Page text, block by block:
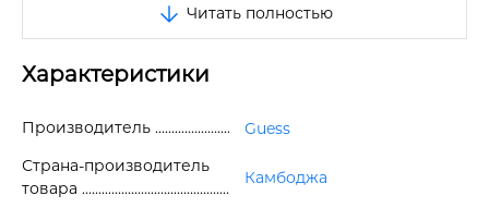
Если вы ищете модный картхолдер, в который
поместится все, что вам нужно, обратите внимание на
отделение на молнии для монет и 9 отделений для
Застегивается на кнопку. Спереди логотип бренда.
Читать полностью
Характеристики
Производитель
Guess
Страна-производитель
товара
Камбоджа